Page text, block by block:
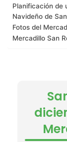
Planificación de
Navideño de
Fotos del
Mercadillo San